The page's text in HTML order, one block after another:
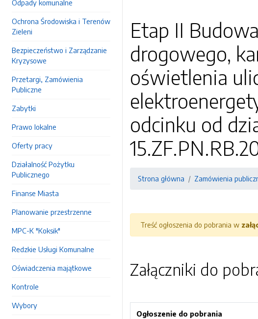
Odpady komunalne
Ochrona Środowiska i Terenów
Zieleni
Bezpieczeństwo i Zarządzanie
Kryzysowe
Przetargi, Zamówienia
Publiczne
Zabytki
Prawo lokalne
Oferty pracy
Działalność Pożytku
Publicznego
Finanse Miasta
Planowanie przestrzenne
MPC-K "Koksik"
Redzkie Usługi Komunalne
Oświadczenia majątkowe
Kontrole
Wybory
Etap II
drogowego,
oświetlenia
odcinku od
Strona główna Zamówienia
Treść ogłoszenia do pobrania w
Załączniki do
Ogłoszenie do pobrania